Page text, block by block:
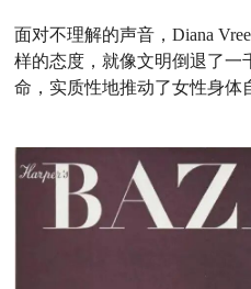
面对不理解的声音，Diana
样的态度，就像文明倒退了一
命，实质性地推动了女性身体